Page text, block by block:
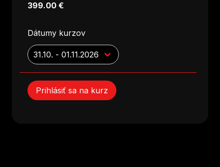
399.00 €
Dátumy kurzov
Prihlásiť sa na kurz